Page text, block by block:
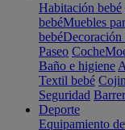
Habitación bebé
bebéMuebles
bebéDecoración
Paseo Coche
Baño e higiene
Textil bebé
Seguridad
Deporte
Equipamiento